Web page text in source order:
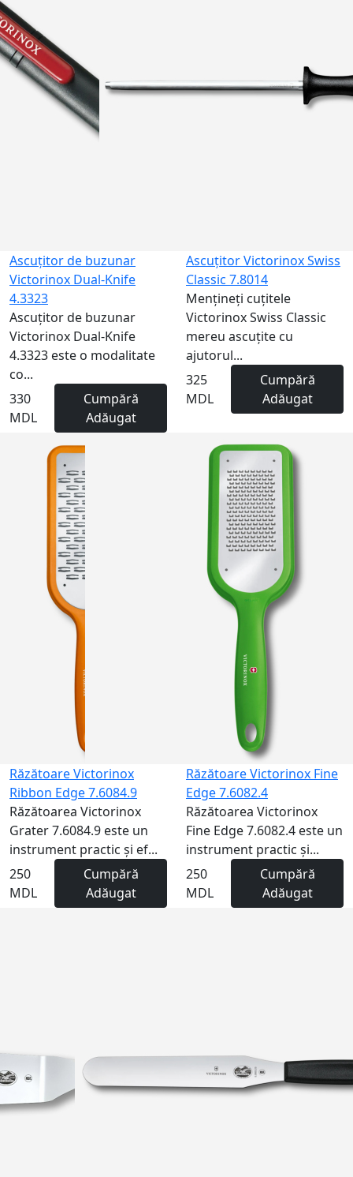
Ascuțitor de buzunar
Victorinox Dual-Knife
4.3323
Ascuțitor de buzunar
Victorinox Dual-Knife
4.3323 este o modalitate
co...
330
MDL
Cumpără
Adăugat
Ascuțitor Victorinox Swiss
Classic 7.8014
Mențineți cuțitele
Victorinox Swiss Classic
mereu ascuțite cu
ajutorul...
325
MDL
Cumpără
Adăugat
Răzătoare Victorinox
Ribbon Edge 7.6084.9
Răzătoarea Victorinox
Grater 7.6084.9 este un
instrument practic și ef...
250
MDL
Cumpără
Adăugat
Răzătoare Victorinox Fine
Edge 7.6082.4
Răzătoarea Victorinox
Fine Edge 7.6082.4 este un
instrument practic și...
250
MDL
Cumpără
Adăugat
Gravură